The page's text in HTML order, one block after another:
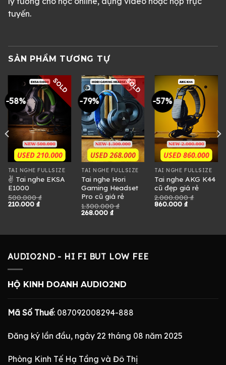
tuyến.
SẢN PHẨM TƯƠNG TỰ
-58%
SOLD
TAI NGHE FULLSIZE
✌ Tai nghe EKSA
E1000
500.000₫
Giá
210.000 ₫Giá
-79%
SOLD
TAI NGHE FULLSIZE
Tai nghe Hori
Gaming Headset
Pro cũ giá rẻ
1.300.000₫
Giá
268.000₫Giá
-57%
TAI NGHE FULLSIZE
Tai nghe AKG K44
cũ đẹp giá rẻ
2.000.000₫
Giá
860.000₫Giá
AUDIO2ND - HI FI BUT LOW FEE
HỘ KINH DOANH AUDIO2ND
Mã Số Thuế: 087092008294-888
Đăng ký lần đầu, ngày 22 tháng 08 năm 2025
Phòng Kinh Tế Hạ Tầng và Đô Thị